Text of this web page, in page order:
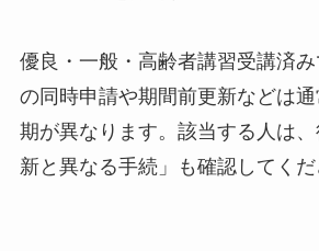
優良・一般・高齢者講習受講済
の同時申請や期間前更新などは
期が異なります。該当する人は
新と異なる手続」も確認してくだ